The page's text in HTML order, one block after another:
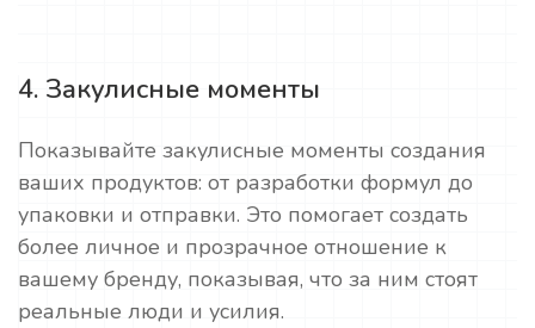
4. Закулисные моменты
Показывайте закулисные моменты создания
ваших продуктов: от разработки формул до
упаковки и отправки. Это помогает создать
более личное и прозрачное отношение к
вашему бренду, показывая, что за ним стоят
реальные люди и усилия.